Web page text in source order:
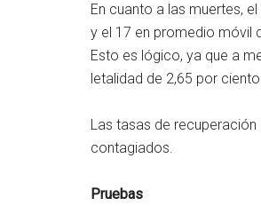
En cuanto a las muertes,
y el 17 en promedio móvil
Esto es lógico, ya que a
letalidad de 2,65 por
Las tasas de
contagiados.
Pruebas